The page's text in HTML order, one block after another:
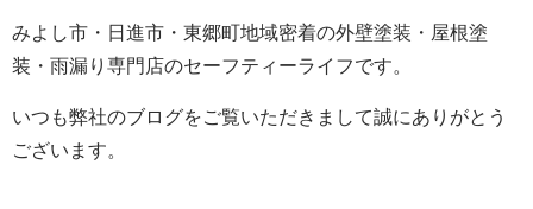
みよし市・日進市・東郷町地域密着の外壁塗装・屋根塗
装・雨漏り専門店のセーフティーライフです。
いつも弊社のブログをご覧いただきまして誠にありがとう
ございます。